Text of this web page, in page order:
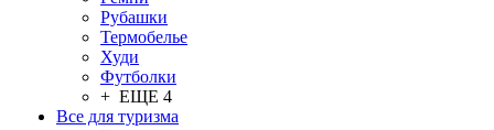
Рубашки
Термобелье
Худи
Футболки
+ ЕЩЕ 4
Все для туризма